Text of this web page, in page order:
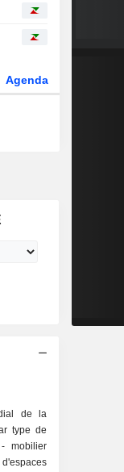
Agenda
de la
type de